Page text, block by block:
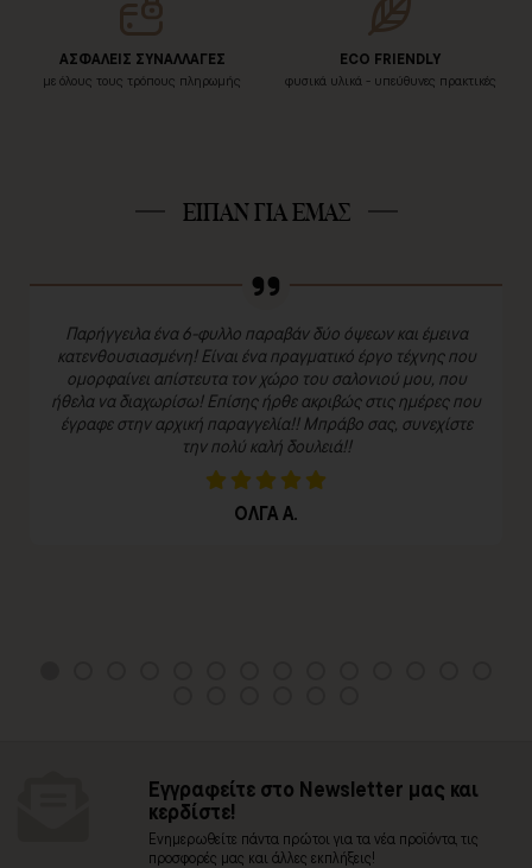
ΑΣΦΑΛΕΙΣ ΣΥΝΑΛΛΑΓΕΣ
με όλους τους τρόπους πληρωμής
ECO FRIENDLY
φυσικά υλικά - υπεύθυνες πρακτικές
ΕΙΠΑΝ ΓΙΑ ΕΜΑΣ
Παρήγγειλα ένα 6-φυλλο παραβάν δύο όψεων και έμεινα
κατενθουσιασμένη! Είναι ένα πραγματικό έργο τέχνης που
ομορφαίνει απίστευτα τον χώρο του σαλονιού μου, που
ήθελα να διαχωρίσω! Επίσης ήρθε ακριβώς στις ημέρες που
έγραφε στην αρχική παραγγελία!! Μπράβο σας, συνεχίστε
την πολύ καλή δουλειά!!
ΟΛΓΑ Α.
Εγγραφείτε στο Newsletter μας και
κερδίστε!
Ενημερωθείτε πάντα πρώτοι για τα νέα προϊόντα, τις
προσφορές μας και άλλες εκπλήξεις!